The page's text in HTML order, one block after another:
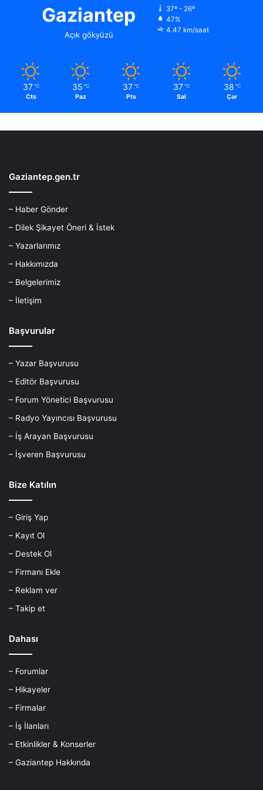
Gaziantep
Açık gökyüzü
37º - 26º
47%
4.47 km/saat
37 ℃
Cts
35 ℃
Paz
37 ℃
Pts
37 ℃
Sal
38 ℃
Çar
Gaziantep.gen.tr
– Haber Gönder
– Dilek Şikayet Öneri & İstek
– Yazarlarımız
– Hakkımızda
– Belgelerimiz
– İletişim
Başvurular
– Yazar Başvurusu
– Editör Başvurusu
– Forum Yönetici Başvurusu
– Radyo Yayıncısı Başvurusu
– İş Arayan Başvurusu
– İşveren Başvurusu
Bize Katılın
– Giriş Yap
– Kayıt Ol
– Destek Ol
– Firmanı Ekle
– Reklam ver
– Takip et
Dahası
– Forumlar
– Hikayeler
– Firmalar
– İş İlanları
– Etkinlikler & Konserler
– Gaziantep Hakkında